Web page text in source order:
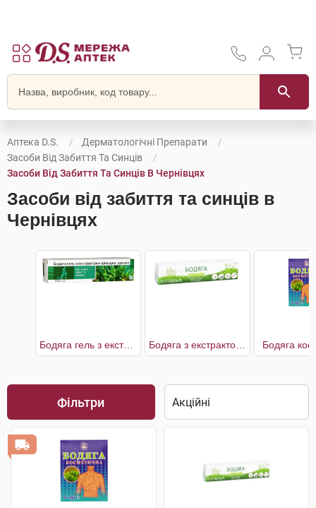
Аптека D.S.
Дерматологічні Препарати
Засоби Від Забиття Та Синців
Засоби Від Забиття Та Синців В Чернівцях
Засоби від забиття та синців в
Чернівцях
Бодяга гель з екстрактами цілющих рослин Бодяга
Фільтри